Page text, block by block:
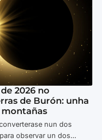
2026 no
de Burón: unha
nun dos
observar un dos...